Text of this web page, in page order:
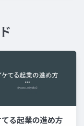
る起業の進め方